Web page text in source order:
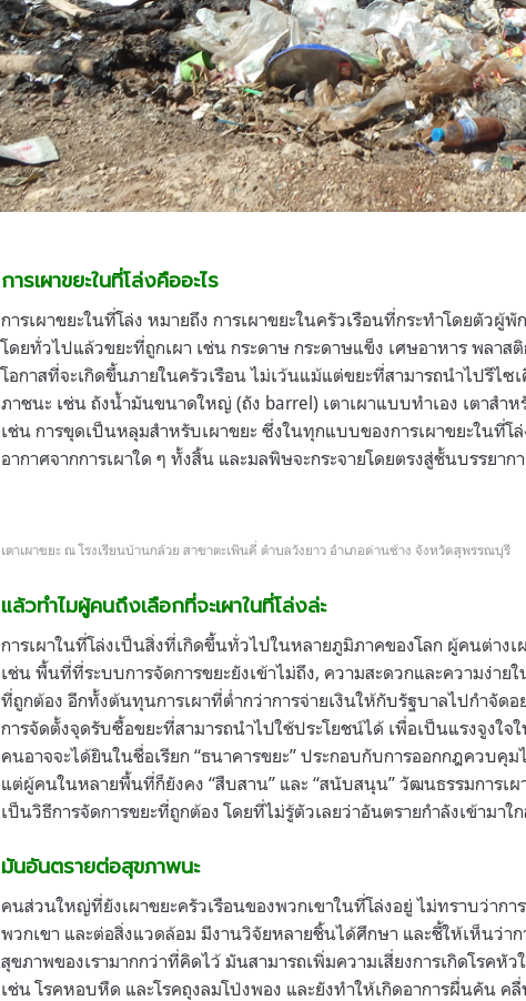
การเผาขยะในที่โล่งคืออะไร
การเผาขยะในที่โล่ง หมายถึง การเผาขยะในครัวเรือนที่กระทำโดยตัวผู้
โดยทั่วไปแล้วขยะที่ถูกเผา เช่น กระดาษ กระดาษแข็ง เศษอาหาร พลา
โอกาสที่จะเกิดขึ้นภายในครัวเรือน ไม่เว้นแม้แต่ขยะที่สามารถนำไปรีไซ
ภาชนะ เช่น ถังน้ำมันขนาดใหญ่ (ถัง barrel) เตาเผาแบบทำเอง เตาส
เช่น การขุดเป็นหลุมสำหรับเผาขยะ ซึ่งในทุกแบบของการเผาขยะในที่
อากาศจากการเผาใด ๆ ทั้งสิ้น และมลพิษจะกระจายโดยตรงสู่ชั้นบรรยา
เตาเผาขยะ ณ โรงเรียนบ้านกล้วย สาขาตะเพินคี่ ตำบลวังยาว อำเภอด่านช้าง จังหวัดสุพรรณบุรี
แล้วทำไมผู้คนถึงเลือกที่จะเผาในที่โล่งล่ะ
การเผาในที่โล่งเป็นสิ่งที่เกิดขึ้นทั่วไปในหลายภูมิภาคของโลก ผู้คนต่างเ
เช่น พื้นที่ที่ระบบการจัดการขยะยังเข้าไม่ถึง, ความสะดวกและความง่าย
ที่ถูกต้อง อีกทั้งต้นทุนการเผาที่ต่ำกว่าการจ่ายเงินให้กับรัฐบาลไปกำจั
การจัดตั้งจุดรับซื้อขยะที่สามารถนำไปใช้ประโยชน์ได้ เพื่อเป็นแรงจูงใจ
คนอาจจะได้ยินในชื่อเรียก “ธนาคารขยะ” ประกอบกับการออกกฎควบคุม
แต่ผู้คนในหลายพื้นที่ก็ยังคง “สืบสาน” และ “สนับสนุน” วัฒนธรรมการเผ
เป็นวิธีการจัดการขยะที่ถูกต้อง โดยที่ไม่รู้ตัวเลยว่าอันตรายกำลังเข้ามาใ
มันอันตรายต่อสุขภาพนะ
คนส่วนใหญ่ที่ยังเผาขยะครัวเรือนของพวกเขาในที่โล่งอยู่ ไม่ทราบว่า
พวกเขา และต่อสิ่งแวดล้อม มีงานวิจัยหลายชิ้นได้ศึกษา และชี้ให้เห็นว่า
สุขภาพของเรามากกว่าที่คิดไว้ มันสามารถเพิ่มความเสี่ยงการเกิดโรคหั
เช่น โรคหอบหืด และโรคถุงลมโป่งพอง และยังทำให้เกิดอาการผื่นคัน ค